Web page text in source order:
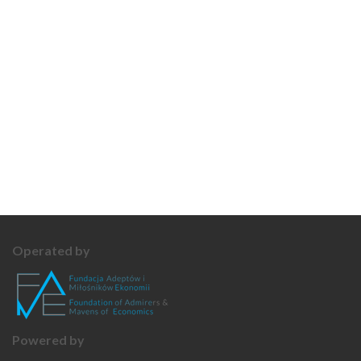
Operated by
Powered by